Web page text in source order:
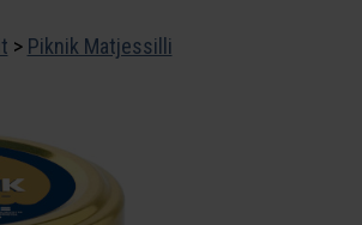
> Piknik Matjessilli